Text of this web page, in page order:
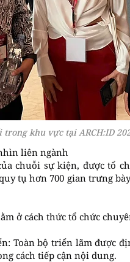
khu vực tại ARCH:ID
liên ngành
chuỗi sự kiện, được tổ
tụ hơn 700 gian trưng
ở cách thức tổ chức
Toàn bộ triển lãm được
cách tiếp cận nội dung.